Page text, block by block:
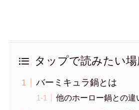
タップで読みたい
バーミキュラ鍋とは
他のホーロー鍋との違